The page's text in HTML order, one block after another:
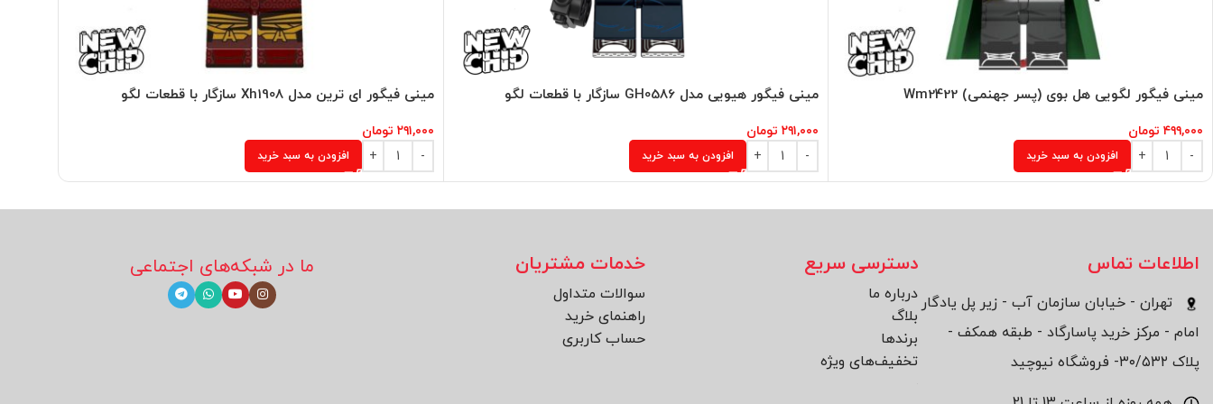
مینی فیگور لگویی هل بوی (پسر جهنمی) Wm2422
۴۹۹,۰۰۰ تومان
افزودن به سبد خرید
مینی فیگور هیویی مدل GH0586 سازگار با قطعات لگو
۲۹۱,۰۰۰ تومان
افزودن به سبد خرید
مینی فیگور ای ترین مدل Xh1908 سازگار با قطعات لگو
۲۹۱,۰۰۰ تومان
افزودن به سبد خرید
اطلاعات تماس
تهران - خیابان سازمان آب - زیر پل یادگار
امام - مرکز خرید پاسارگاد - طبقه همکف -
پلاک ۳۰/۵۳۲- فروشگاه نیوچید
دسترسی سریع
درباره ما
بلاگ
برند‌ها
تخفیف‌های ویژه
خدمات مشتریان
سوالات متداول
راهنمای خرید
حساب کاربری
ما در شبکه‌های اجتماعی